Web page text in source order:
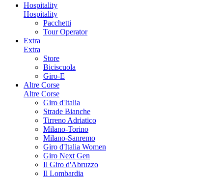
Hospitality
Hospitality
Pacchetti
Tour Operator
Extra
Extra
Store
Biciscuola
Giro-E
Altre Corse
Altre Corse
Giro d'Italia
Strade Bianche
Tirreno Adriatico
Milano-Torino
Milano-Sanremo
Giro d'Italia Women
Giro Next Gen
Il Giro d'Abruzzo
Il Lombardia